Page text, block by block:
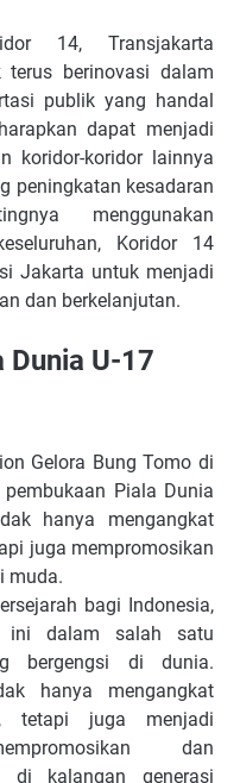
14, Transjakarta
terus berinovasi dalam
publik yang handal
dapat menjadi
koridor-koridor lainnya
peningkatan kesadaran
menggunakan
Koridor 14
Jakarta untuk menjadi
dan berkelanjutan.
Dunia U-17
Gelora Bung Tomo di
Piala Dunia
hanya mengangkat
juga mempromosikan
muda.
bagi Indonesia,
ini dalam salah satu
bergengsi di dunia.
hanya mengangkat
tetapi juga menjadi
dan
di kalangan generasi